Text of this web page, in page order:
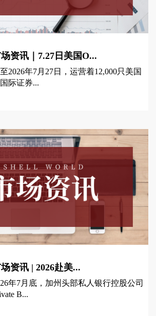
资讯｜7.27日美国O...
2026年7月27日，运营着12,000只美国
际证券...
资讯 | 2026赴美...
年7月底，加州头部私人银行控股公司
B...